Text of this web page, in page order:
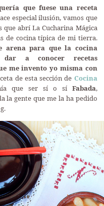
que fuese una receta
especial ilusión, vamos que
que abrí La Cucharina Mágica
de cocina típica de mi tierra.
arena para que la cocina
dar a conocer recetas
me invento yo misma con
de esta sección de Cocina
que ser sí o sí Fabada,
la gente que me la ha pedido